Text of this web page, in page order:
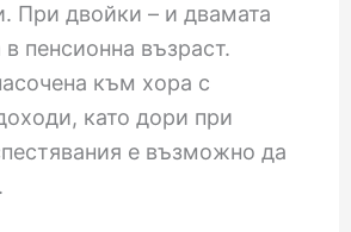
При двойки – и двамата
пенсионна възраст.
към хора с
като дори при
е възможно да